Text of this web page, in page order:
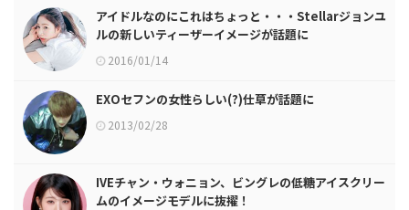
アイドルなのにこれはちょっと・・・Stellarジョンユ
ルの新しいティーザーイメージが話題に
2016/01/14
EXOセフンの女性らしい(?)仕草が話題に
2013/02/28
IVEチャン・ウォニョン、ビングレの低糖アイスクリー
ムのイメージモデルに抜擢！